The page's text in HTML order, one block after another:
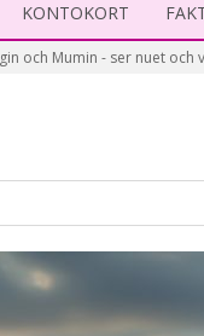
KONTOKORT
och Mumin - ser nuet och